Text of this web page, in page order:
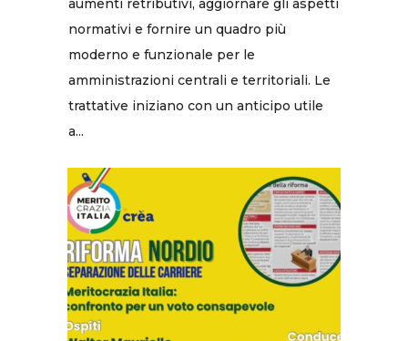
aumenti retributivi, aggiornare gli aspetti
normativi e fornire un quadro più
moderno e funzionale per le
amministrazioni centrali e territoriali. Le
trattative iniziano con un anticipo utile
a...